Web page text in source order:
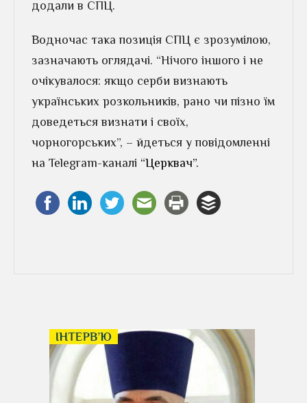
додали в СПЦ.
Водночас така позиція СПЦ є зрозумілою,
зазначають оглядачі. “Нічого іншого і не
очікувалося: якщо серби визнають
українських розкольників, рано чи пізно їм
доведеться визнати і своїх,
чорногорських”, – йдеться у повідомленні
на Telegram-каналі “Церквач”.